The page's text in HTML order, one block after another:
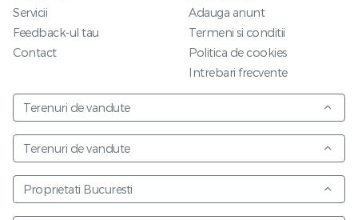
Servicii
Feedback-ul tau
Contact
Adauga anunt
Termeni si conditii
Politica de cookies
Intrebari frecvente
Terenuri de vandute
Terenuri de vandute
Proprietati Bucuresti